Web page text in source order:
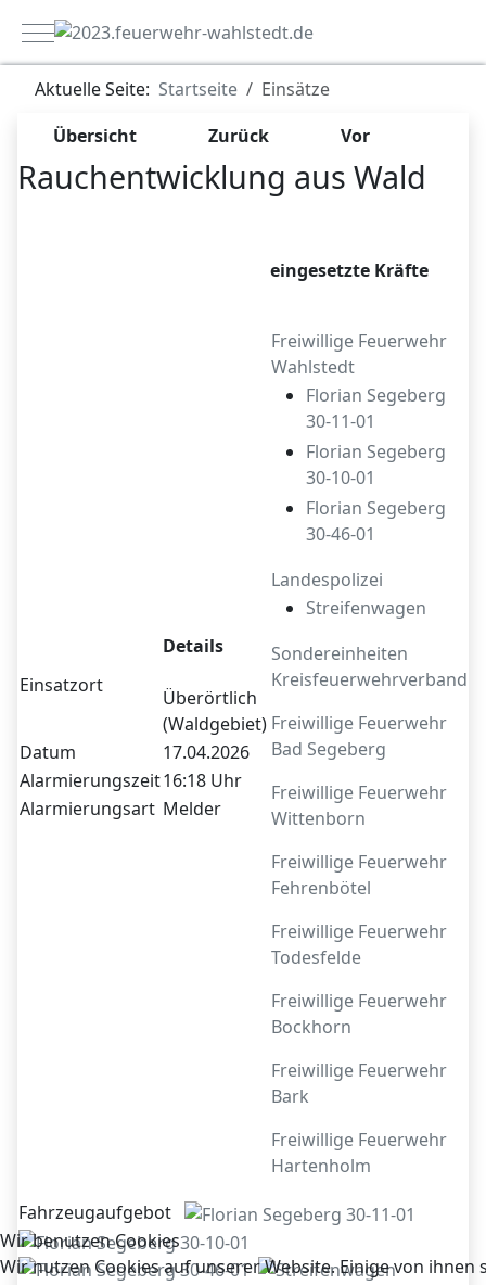
Mobile Menu Toggle
Aktuelle Seite: Startseite
Einsätze
Übersicht
Zurück Vor
Rauchentwicklung aus Wald
Einsatzort
Details
Überörtlich
(Waldgebiet)
Datum
17.04.2026
Alarmierungszeit16:18 Uhr
Alarmierungsart Melder
eingesetzte Kräfte
Freiwillige Feuerwehr
Wahlstedt
Florian Segeberg
30-11-01
Florian Segeberg
30-10-01
Florian Segeberg
30-46-01
Landespolizei
Streifenwagen
Sondereinheiten
Kreisfeuerwehrverband
Freiwillige Feuerwehr
Bad Segeberg
Freiwillige Feuerwehr
Wittenborn
Freiwillige Feuerwehr
Fehrenbötel
Freiwillige Feuerwehr
Todesfelde
Freiwillige Feuerwehr
Bockhorn
Freiwillige Feuerwehr
Bark
Freiwillige Feuerwehr
Hartenholm
Fahrzeugaufgebot
Wir benutzen Cookies
Wir nutzen Cookies auf unserer Website. Einige von ihnen